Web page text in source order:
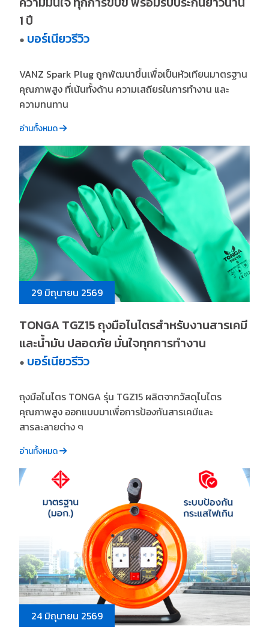
1 ปี
● บอร์เนียวรีวิว
VANZ Spark Plug ถูกพัฒนาขึ้นเพื่อเป็นหัวเทียนมาตรฐาน
คุณภาพสูง ที่เน้นทั้งด้าน ความเสถียรในการทำงาน และ
ความทนทาน
อ่านทั้งหมด
29 มิถุนายน 2569
TONGA TGZ15 ถุงมือไนไตรสำหรับงานสารเคมี
และน้ำมัน ปลอดภัย มั่นใจทุกการทำงาน
● บอร์เนียวรีวิว
ถุงมือไนไตร TONGA รุ่น TGZ15 ผลิตจากวัสดุไนไตร
คุณภาพสูง ออกแบบมาเพื่อการป้องกันสารเคมีและ
สารละลายต่าง ๆ
อ่านทั้งหมด
24 มิถุนายน 2569